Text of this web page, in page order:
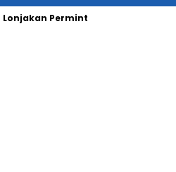
Permintaan Batubara Nasional